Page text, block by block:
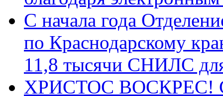
С начала года
по Краснодарскому
11,8 тысячи СНИЛС
ХРИСТОС ВОСКРЕС! С